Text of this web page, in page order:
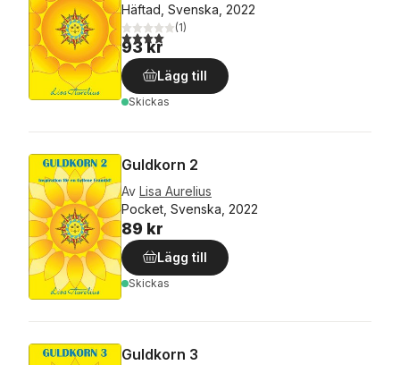
Häftad, Svenska, 2022
4,0utav 5 stjärnor. Totalt antal röster:
(1)
93 kr
Lägg till
Skickas
Guldkorn 2
Av Lisa Aurelius
Pocket, Svenska, 2022
89 kr
Lägg till
Skickas
Guldkorn 3